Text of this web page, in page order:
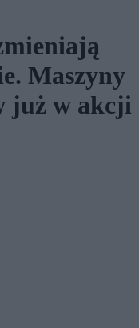
Maszyny
już w akcji